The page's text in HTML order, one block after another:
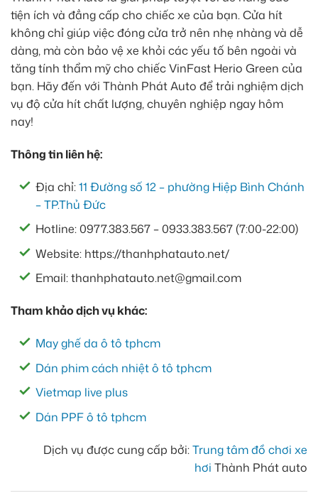
tiện ích và đẳng cấp cho chiếc xe của bạn. Cửa hít
không chỉ giúp việc đóng cửa trở nên nhẹ nhàng và dễ
dàng, mà còn bảo vệ xe khỏi các yếu tố bên ngoài và
tăng tính thẩm mỹ cho chiếc VinFast Herio Green của
bạn. Hãy đến với Thành Phát Auto để trải nghiệm dịch
vụ độ cửa hít chất lượng, chuyên nghiệp ngay hôm
nay!
Thông tin liên hệ:
Địa chỉ:11 Đường số 12 – phường Hiệp Bình Chánh
– TP.Thủ Đức
Hotline: 0977.383.567 – 0933.383.567 (7:00-22:00)
Website: https://thanhphatauto.net/
Email: thanhphatauto.net@gmail.com
Tham khảo dịch vụ khác:
May ghế da ô tô tphcm
Dán phim cách nhiệt ô tô tphcm
Vietmap live plus
Dán PPF ô tô tphcm
Dịch vụ được cung cấp bởi:Trung tâm đồ chơi xe
hơi Thành Phát auto